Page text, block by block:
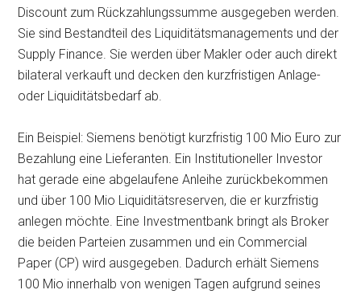
Discount zum Rückzahlungssumme ausgegeben werden.
Sie sind Bestandteil des Liquiditätsmanagements und der
Supply Finance. Sie werden über Makler oder auch direkt
bilateral verkauft und decken den kurzfristigen Anlage-
oder Liquiditätsbedarf ab.
Ein Beispiel: Siemens benötigt kurzfristig 100 Mio Euro zur
Bezahlung eine Lieferanten. Ein Institutioneller Investor
hat gerade eine abgelaufene Anleihe zurückbekommen
und über 100 Mio Liquiditätsreserven, die er kurzfristig
anlegen möchte. Eine Investmentbank bringt als Broker
die beiden Parteien zusammen und ein Commercial
Paper (CP) wird ausgegeben. Dadurch erhält Siemens
100 Mio innerhalb von wenigen Tagen aufgrund seines